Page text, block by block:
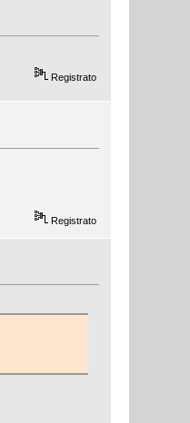
Registrato
Registrato